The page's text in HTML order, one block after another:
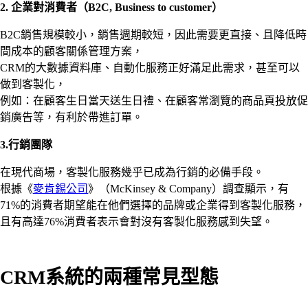
2. 企業對消費者（B2C, Business to customer）
B2C銷售規模較小，銷售週期較短，因此需要更直接、且降低時
間成本的顧客關係管理方案，
CRM的大數據資料庫、自動化服務正好滿足此需求，甚至可以
做到客製化，
例如：在顧客生日當天送生日禮、在顧客常瀏覽的商品頁投放促
銷廣告等，有利於帶進訂單。
3.行銷團隊
在現代商場，客製化服務幾乎已成為行銷的必備手段。
根據《麥肯錫公司 》（McKinsey & Company）調查顯示，有
71%的消費者期望能在他們選擇的品牌或企業得到客製化服務，
且有高達76%消費者表示會對沒有客製化服務感到失望。
CRM系統的兩種常見型態